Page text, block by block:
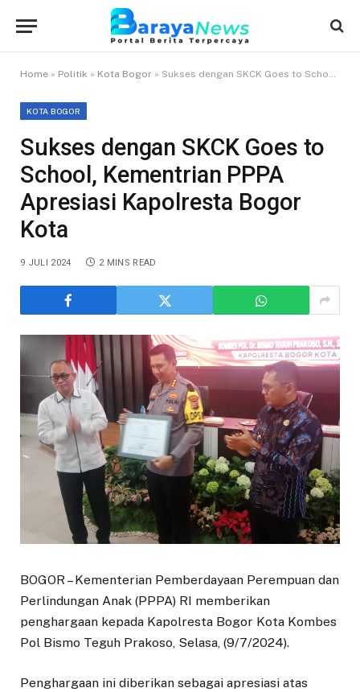
Home » Politik » Kota Bogor » Sukses dengan SKCK Goes to School, Kementrian PPPA Apresiasi Kapolresta Bogor Kota
KOTA BOGOR
Sukses dengan SKCK Goes to
School, Kementrian PPPA
Apresiasi Kapolresta Bogor
Kota
9 JULI 2024 2 MINS READ
BOGOR – Kementerian Pemberdayaan Perempuan dan
Perlindungan Anak (PPPA) RI memberikan
penghargaan kepada Kapolresta Bogor Kota Kombes
Pol Bismo Teguh Prakoso, Selasa, (9/7/2024).
Penghargaan ini diberikan sebagai apresiasi atas